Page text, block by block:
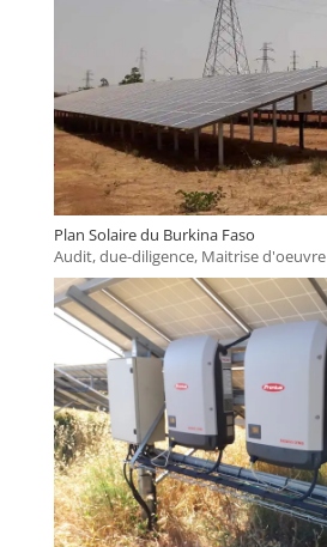
Plan Solaire du Burkina Faso
Audit, due-diligence, Maitrise d'oeuvre